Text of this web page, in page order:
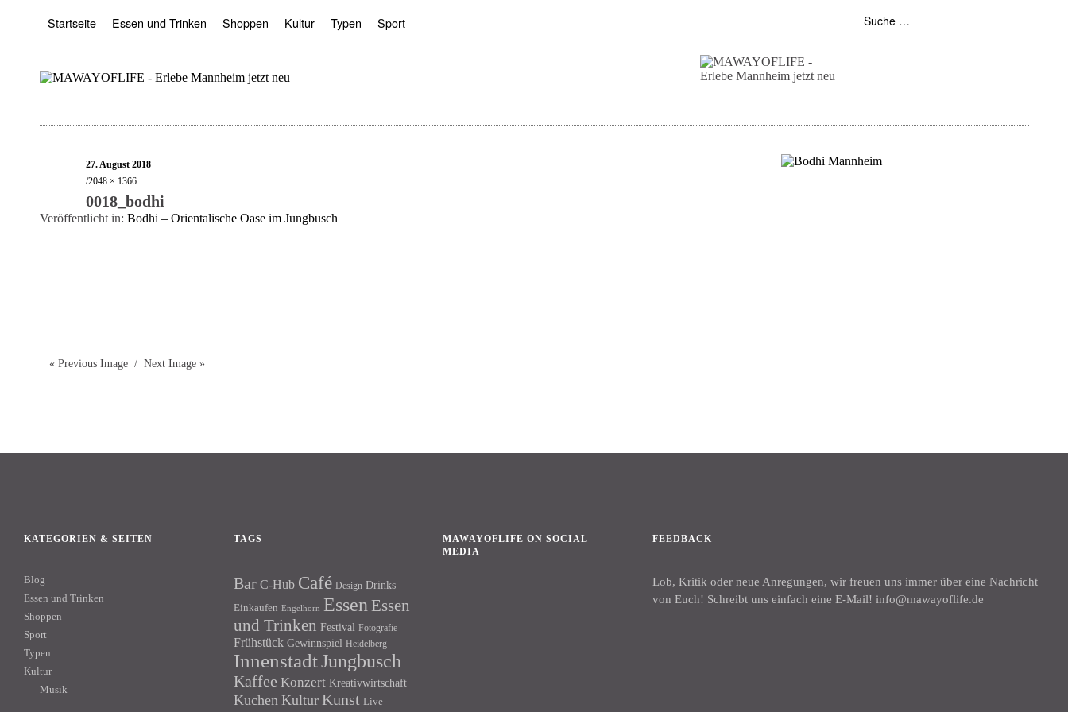
Startseite Essen und Trinken Shoppen Kultur Typen Sport
27. August 2018
2048 × 1366
0018_bodhi
Veröffentlicht in: Bodhi – Orientalische Oase im Jungbusch
« Previous Image Next Image »
KATEGORIEN & SEITEN
Blog
Essen und Trinken
Shoppen
Sport
Typen
Kultur
Musik
TAGS
Bar C-Hub Café Design Drinks
Einkaufen Engelhorn Essen Essen
und Trinken Festival Fotografie
Frühstück Gewinnspiel Heidelberg
InnenstadtJungbusch
Kaffee Konzert Kreativwirtschaft
Kuchen Kultur Kunst Live
MAWAYOFLIFE ON SOCIAL
MEDIA
FEEDBACK
Lob, Kritik oder neue Anregungen, wir freuen uns immer über eine Nachricht
von Euch! Schreibt uns einfach eine E-Mail! info@mawayoflife.de